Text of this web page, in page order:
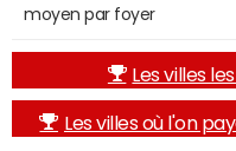
moyen par foyer
Les villes
Les villes où l'on